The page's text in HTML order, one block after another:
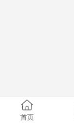
首页